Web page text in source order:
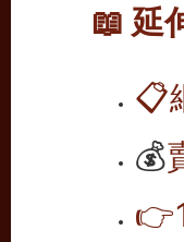
📖 延
📋
💰